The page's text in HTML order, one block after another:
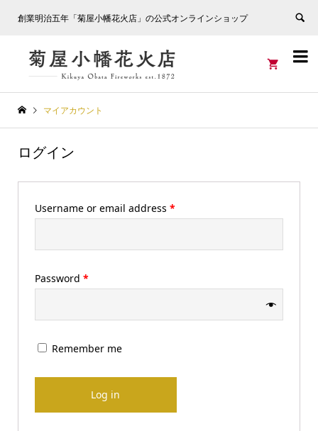
創業明治五年「菊屋小幡花火店」の公式オンラインショップ


マイアカウント
ログイン
Username or email address *
Password *
Remember me
Log in